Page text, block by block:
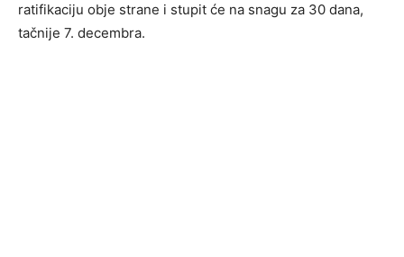
ratifikaciju obje strane i stupit će na snagu za 30 dana,
tačnije 7. decembra.